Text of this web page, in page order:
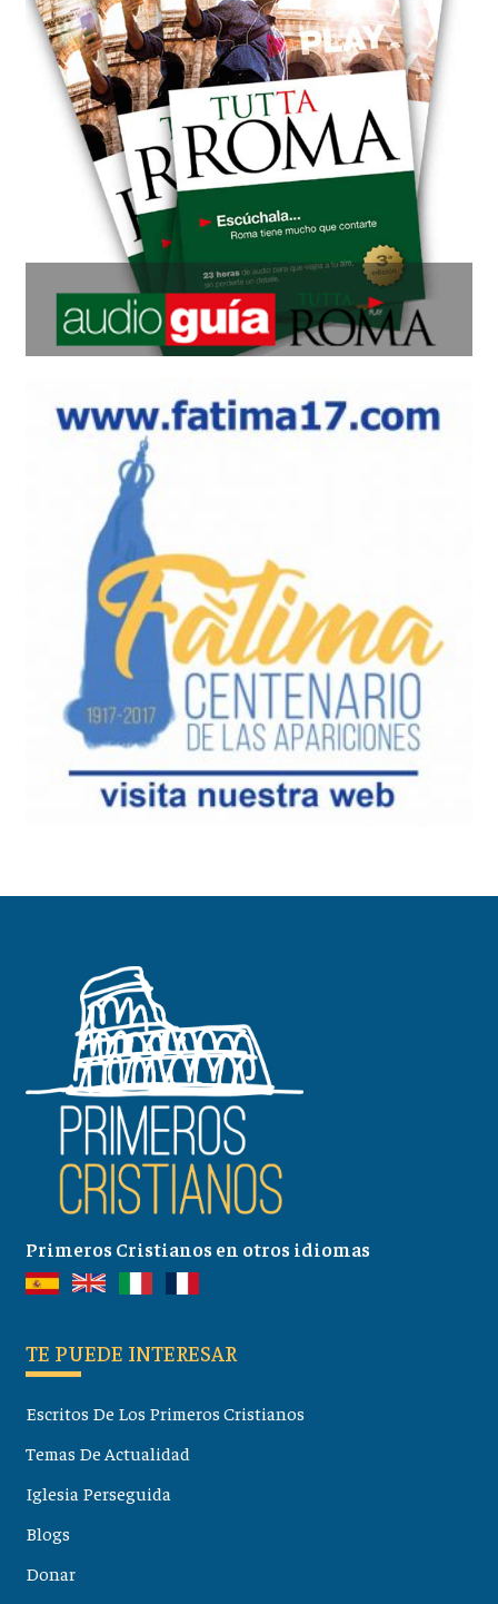
Primeros Cristianos en otros idiomas
TE PUEDE INTERESAR
Escritos De Los Primeros Cristianos
Temas De Actualidad
Iglesia Perseguida
Blogs
Donar